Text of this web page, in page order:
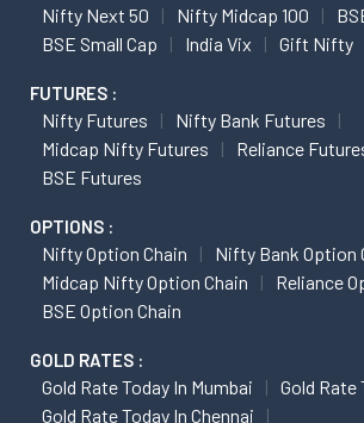
Nifty Next 50
Nifty Midcap 100
BSE Small Cap
India Vix Gift Nifty
FUTURES :
Nifty Futures
Nifty Bank Futures
Midcap Nifty Futures
Reliance
BSE Futures
OPTIONS :
Nifty Option Chain
Nifty Bank Option
Midcap Nifty Option Chain
Reliance
BSE Option Chain
GOLD RATES :
Gold Rate Today In Mumbai
Gold Rate
Gold Rate Today In Chennai